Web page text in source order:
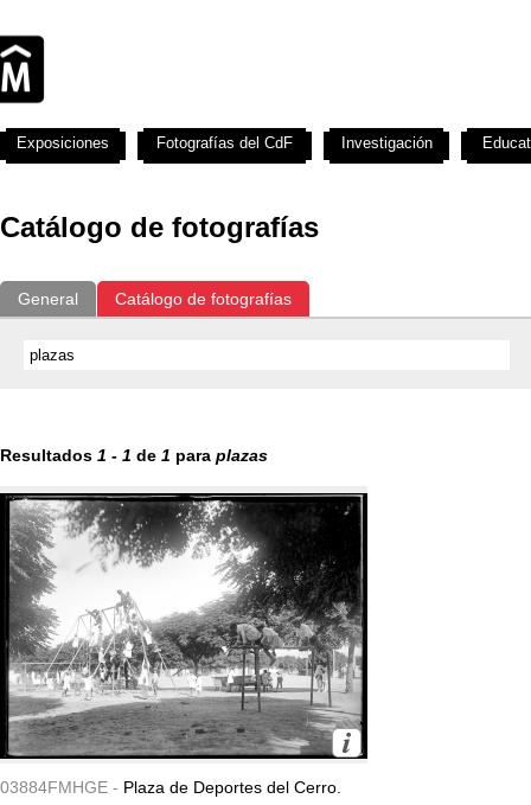
Catálogo de fotografías
General Catálogo de fotografías
Resultados 1 - 1 de 1 para plazas
03884FMHGE - Plaza de Deportes del Cerro.
Exposiciones Fotografías del CdF Investigación